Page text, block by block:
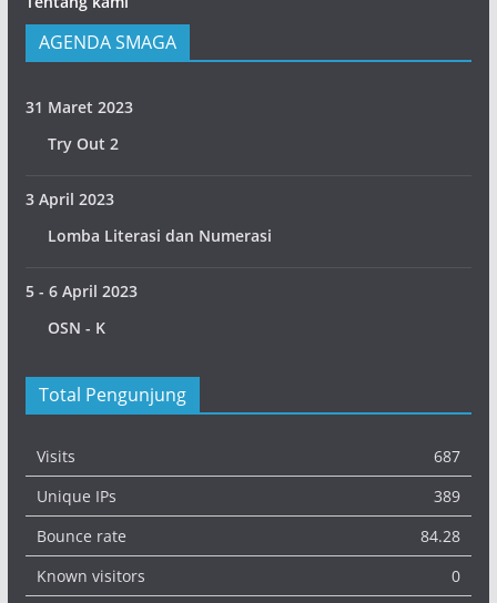
AGENDA SMAGA
31 Maret 2023
Try Out 2
3 April 2023
Lomba Literasi dan Numerasi
5 - 6 April 2023
OSN - K
Total Pengunjung
Visits
687
Unique IPs
389
Bounce rate
84.28
Known visitors
0